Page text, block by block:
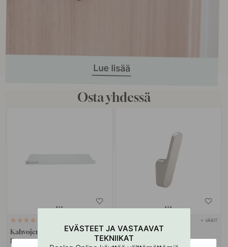
Osta yhdessä
Kahvojen Ja Nuppien
Porausmalli
+ VÄRIT
Koukku Vibe Plain -
Ruostumaton Terässävy
EVÄSTEET JA VASTAAVAT
TEKNIIKAT